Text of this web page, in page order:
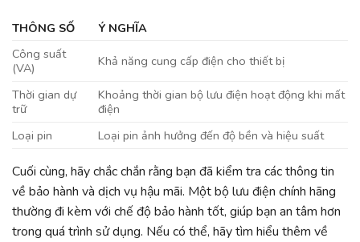
THÔNG SỐ
Ý NGHĨA
Công suất
(VA)
Khả năng cung cấp điện cho thiết bị
Thời gian dự
trữ
Khoảng thời gian bộ lưu điện hoạt động khi mất
điện
Loại pin
Loại pin ảnh hưởng đến độ bền và hiệu suất
Cuối cùng, hãy chắc chắn rằng bạn đã kiểm tra các thông tin
về bảo hành và dịch vụ hậu mãi. Một bộ lưu điện chính hãng
thường đi kèm với chế độ bảo hành tốt, giúp bạn an tâm hơn
trong quá trình sử dụng. Nếu có thể, hãy tìm hiểu thêm về